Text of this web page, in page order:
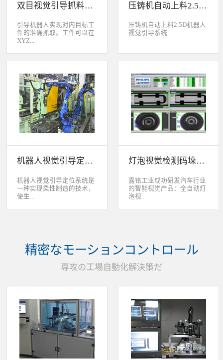
双目视觉引导抓料系统
引导机器人实现对内目标工
件的准确抓取。工件可以在
XYZ...
差，3D视觉定位系统能够根
据工件的三维特征信息，准
确获取工件的三维位置信
息。该系统可广泛应用于各
类生产线上物料搬运、装
配、上架、下架等。 系统
采用最先进的2D、2.5D和
3D视觉定位技术，引导机器
空间内目标工件的准确抓
上存在位移和角度偏差，3D
的三维特征信息，准确获取
工件的三维位置信息。该系
统可广泛应用于各类生产线
上物料搬运、装配、上架、
下架等。
压铸机自动上料2.5D机器人视觉引导系统
压铸机自动上料2.5D机器人
视觉引导系统
机器人视觉引导定位系统
机器人视觉引导定位系统是
一种实现柔性制造的技术，
使生...
器视觉系统还能在处理或组
装产品的同时对其进行检
和数据矩阵代码。功能介绍
少了人力成本，大幅度的提
高了生产力，为客户创造了
显著的经济效益和社会效
益。应用机器视觉引导机器
人是一种实现柔性制造的技
术，使生产线很容易适应产
品的变化、不同的位置及方
向，定位取放的零件或指导
灯泡视觉检测码垛系统
嘉铭工业成功研发汽车行业
的智能视觉产品：全自动灯
泡视...
泡、裂纹、脏污、气线；灯
头上的顶锡缺失、顶丝外
外露、脏污、灯头角度；剔
精密なモーションコントロール
専攻の工場自動化解決策だ